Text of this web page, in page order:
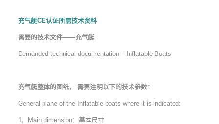
充气艇CE认证所需技术资料
需要的技术文件——充气艇
Demanded technical documentation – Inflatable Boats
充气艇整体的图纸， 需要注明以下的技术参数：
General plane of the Inflatable boats where it is indicated:
1、Main dimension：基本尺寸